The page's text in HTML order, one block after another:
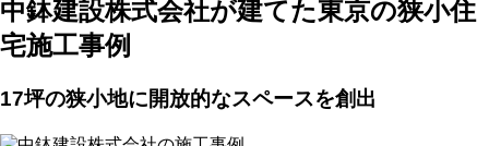
中鉢建設株式会社が建てた東京の狭小住
宅施工事例
17坪の狭小地に開放的なスペースを創出